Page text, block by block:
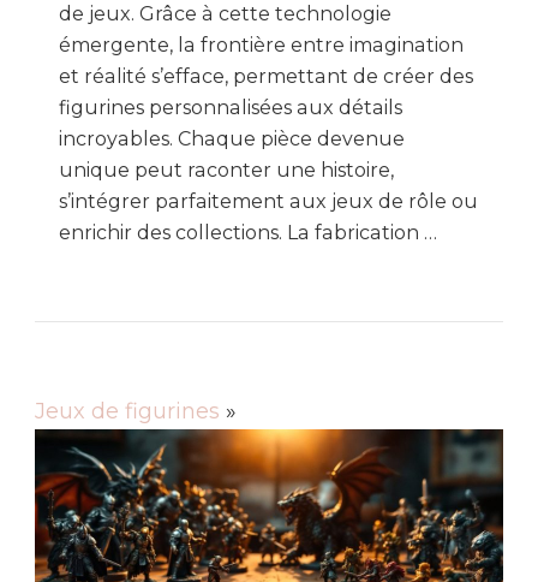
de jeux. Grâce à cette technologie
émergente, la frontière entre imagination
et réalité s’efface, permettant de créer des
figurines personnalisées aux détails
incroyables. Chaque pièce devenue
unique peut raconter une histoire,
s’intégrer parfaitement aux jeux de rôle ou
enrichir des collections. La fabrication …
Jeux de figurines »